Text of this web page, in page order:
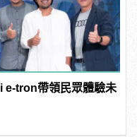
e-tron帶領民眾體驗未